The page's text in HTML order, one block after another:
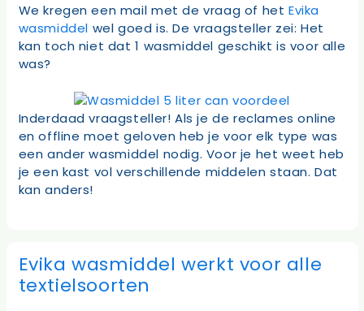
We kregen een mail met de vraag of het Evika
wasmiddel wel goed is. De vraagsteller zei: Het
kan toch niet dat 1 wasmiddel geschikt is voor alle
was?
Inderdaad vraagsteller! Als je de reclames online
en offline moet geloven heb je voor elk type was
een ander wasmiddel nodig. Voor je het weet heb
je een kast vol verschillende middelen staan. Dat
kan anders!
Evika wasmiddel werkt voor alle
textielsoorten